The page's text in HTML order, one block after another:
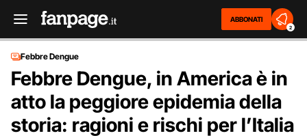
ABBONATI
2
Febbre Dengue
Febbre Dengue, in America è in
atto la peggiore epidemia della
storia: ragioni e rischi per l’Italia